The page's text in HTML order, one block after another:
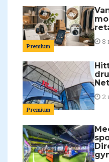
Premium
8
Premium
2